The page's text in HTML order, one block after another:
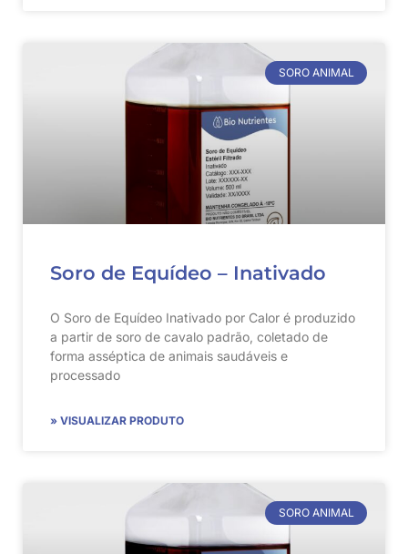
SORO ANIMAL
Soro de Equídeo – Inativado
O Soro de Equídeo Inativado por Calor é produzido
a partir de soro de cavalo padrão, coletado de
forma asséptica de animais saudáveis e
processado
» VISUALIZAR PRODUTO
SORO ANIMAL